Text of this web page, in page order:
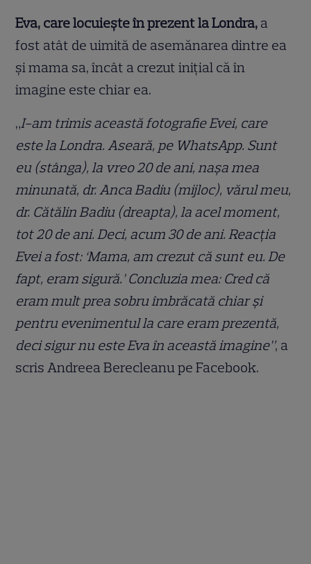
Eva, care locuiește în prezent la Londra, a
fost atât de uimită de asemănarea dintre ea
și mama sa, încât a crezut inițial că în
imagine este chiar ea.
„I-am trimis această fotografie Evei, care
este la Londra. Aseară, pe WhatsApp. Sunt
eu (stânga), la vreo 20 de ani, nașa mea
minunată, dr. Anca Badiu (mijloc), vărul meu,
dr. Cătălin Badiu (dreapta), la acel moment,
tot 20 de ani. Deci, acum 30 de ani. Reacția
Evei a fost: ‘Mama, am crezut că sunt eu. De
fapt, eram sigură.’ Concluzia mea: Cred că
eram mult prea sobru îmbrăcată chiar și
pentru evenimentul la care eram prezentă,
deci sigur nu este Eva în această imagine”, a
scris Andreea Berecleanu pe Facebook.